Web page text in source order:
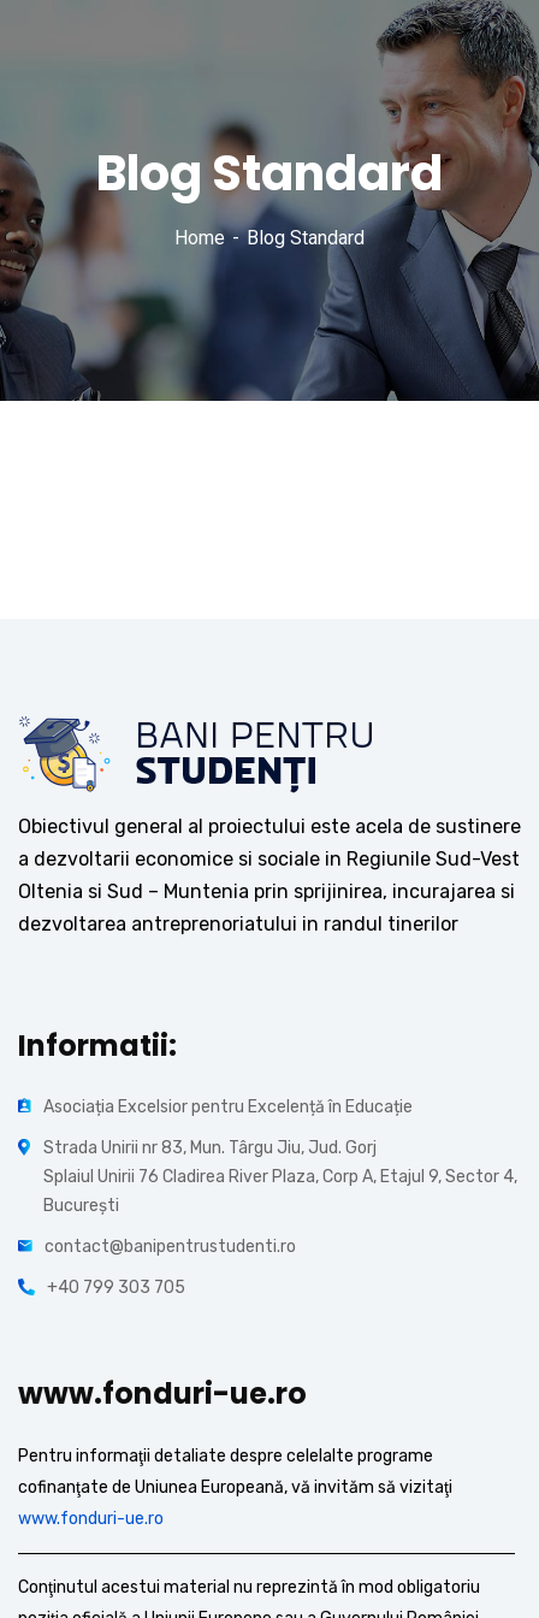
Blog Standard
Home Blog Standard
Obiectivul general al proiectului este acela de sustinere
a dezvoltarii economice si sociale in Regiunile Sud-Vest
Oltenia si Sud – Muntenia prin sprijinirea, incurajarea si
dezvoltarea antreprenoriatului in randul tinerilor
Informatii:
Asociația Excelsior pentru Excelență în Educație
Strada Unirii nr 83, Mun. Târgu Jiu, Jud. Gorj
Splaiul Unirii 76 Cladirea River Plaza, Corp A, Etajul 9, Sector 4,
București
contact@banipentrustudenti.ro
+40 799 303 705
www.fonduri-ue.ro
Pentru informaţii detaliate despre celelalte programe
cofinanţate de Uniunea Europeană, vă invităm să vizitaţi
www.fonduri-ue.ro
Conţinutul acestui material nu reprezintă în mod obligatoriu